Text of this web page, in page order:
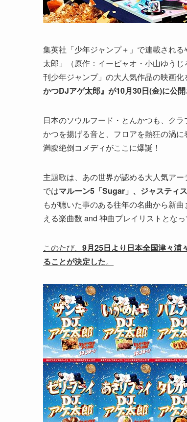
集英社「少年ジャンプ＋」で連載され
太郎」（原作：イーピャオ・小山ゆう
刊少年ジャンプ」の大人気作品の映画
かつDJアゲ太郎』が10月30日(金)に公開
日本のソウルフード・とんかつも、ク
かつを揚げる音と、フロアを熱狂の渦
満腹絶倒コメディがここに爆誕！
主題歌は、あの世界が認める大人気アー
ではマルーン5「Sugar」、ジャスティ
もが聴いた事のある往年の名曲から新
える楽曲数 and 神曲プレイリストとな
このたび、 9月25日より日本全国津々浦
ることが決定した。